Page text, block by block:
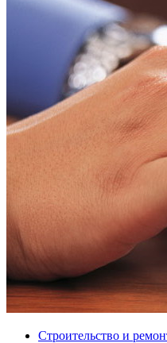
Строительство и